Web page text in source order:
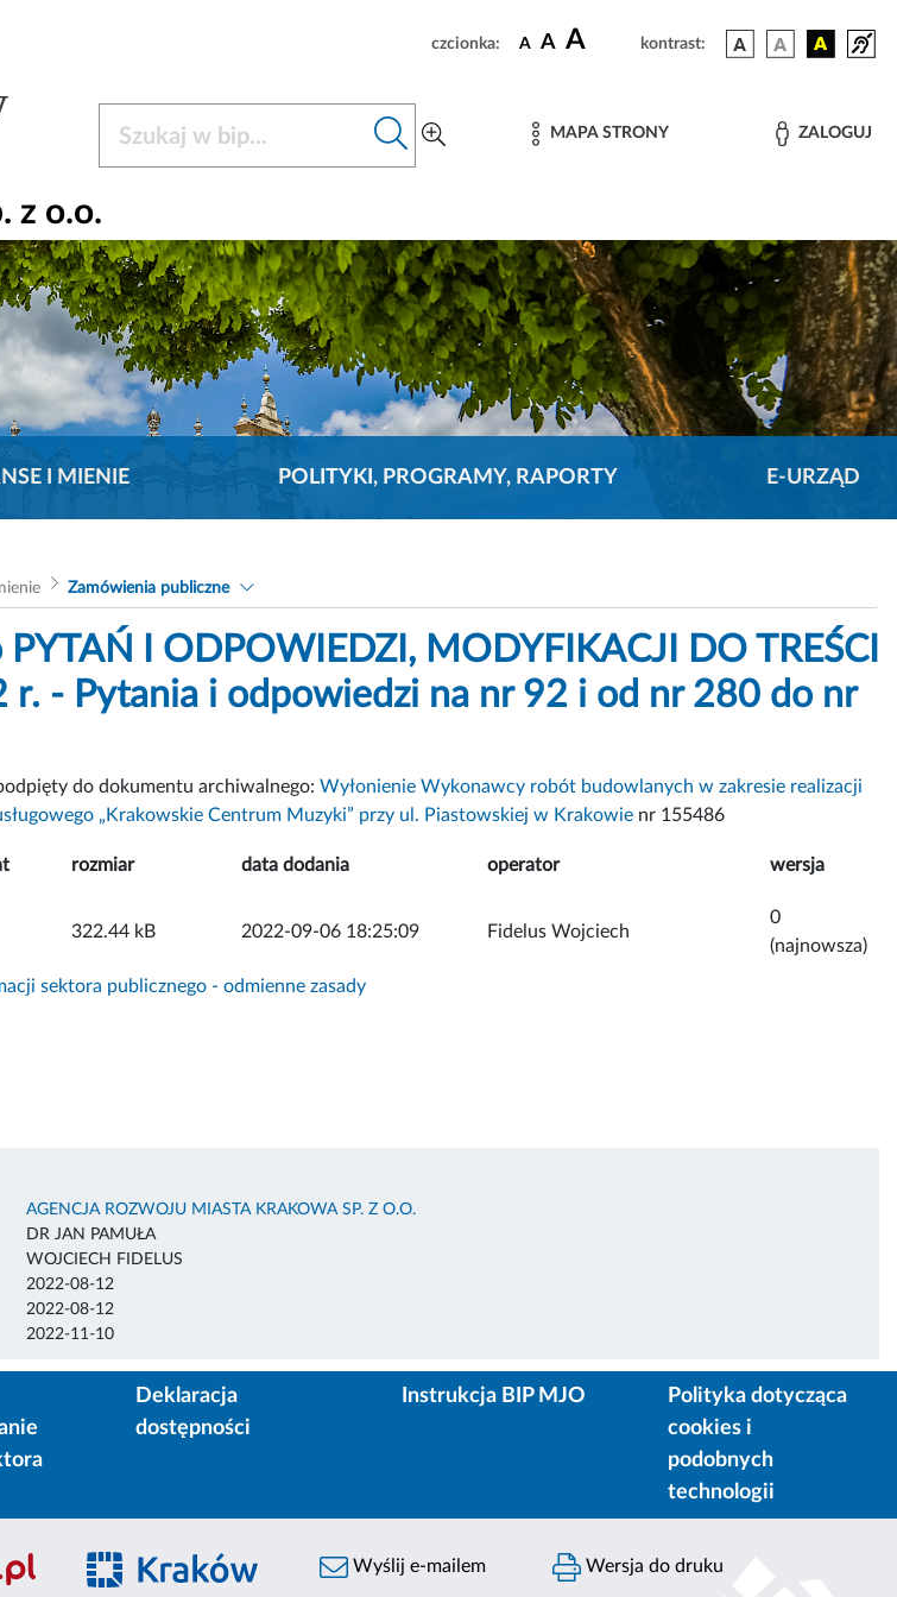
czcionka: A A A kontrast:
MAPA STRONY ZALOGUJ
z o.o.
I MIENIE POLITYKI, PROGRAMY, RAPORTY E-URZĄD
Zamówienia publiczne
PYTAŃ I ODPOWIEDZI, MODYFIKACJI DO TREŚCI
r. - Pytania i odpowiedzi na nr 92 i od nr 280 do nr
do dokumentu archiwalnego: Wyłonienie Wykonawcy robót budowlanych w zakresie realizacji
„Krakowskie Centrum Muzyki” przy ul. Piastowskiej w Krakowie nr 155486
rozmiar data dodania operator wersja
322.44 kB 2022-09-06 18:25:09 Fidelus Wojciech
0
(najnowsza)
sektora publicznego - odmienne zasady
AGENCJA ROZWOJU MIASTA KRAKOWA SP. Z O.O.
DR JAN PAMUŁA
WOJCIECH FIDELUS
2022-08-12
2022-08-12
2022-11-10
Deklaracja
dostępności
Instrukcja BIP MJO
Polityka dotycząca
cookies i
podobnych
technologii
Wyślij e-mailem Wersja do druku